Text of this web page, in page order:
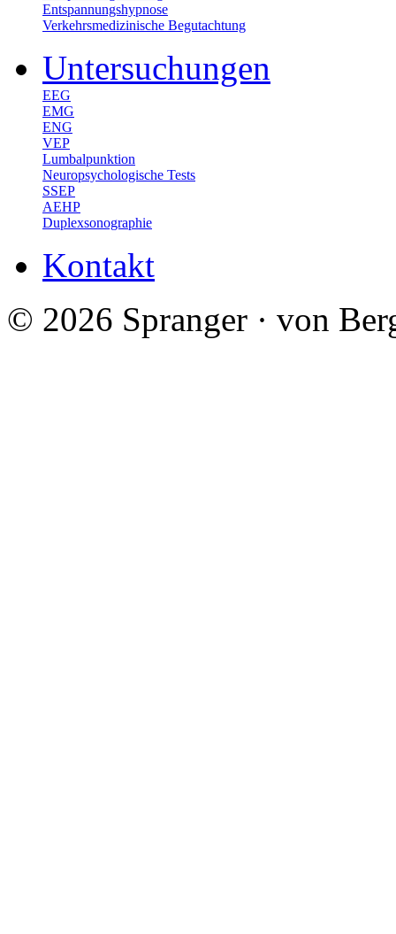
Entspannungshypnose
Verkehrsmedizinische Begutachtung
Untersuchungen
EEG
EMG
ENG
VEP
Lumbalpunktion
Neuropsychologische Tests
SSEP
AEHP
Duplexsonographie
Kontakt
© 2026 Spranger · von